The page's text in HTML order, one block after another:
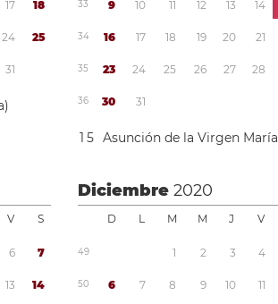
17 18
24 25
31
33 9 10 11 12 13 14
34 16 17 18 19 20 21
35 23 24 25 26 27 28
36 30 31
1 5 Asunción de la Virgen María
V S
6 7
13 14
Diciembre2020
D L M M J V
49 1 2 3 4
50 6 7 8 9 10 11